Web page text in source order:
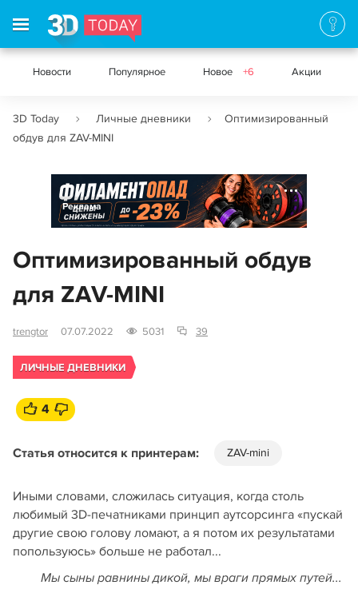
Новости Популярное Новое +6 Акции
3D Today Личные дневники
Оптимизированный
обдув для ZAV-MINI
Реклама
Оптимизированный обдув
для ZAV-MINI
trengtor 07.07.2022 5031 39
ЛИЧНЫЕ ДНЕВНИКИ
4
Статья относится к принтерам: ZAV-mini
Иными словами, сложилась ситуация, когда столь
любимый 3D-печатниками принцип аутсорсинга «пускай
другие свою голову ломают, а я потом их результатами
попользуюсь» больше не работал...
Мы сыны равнины дикой, мы враги прямых путей...